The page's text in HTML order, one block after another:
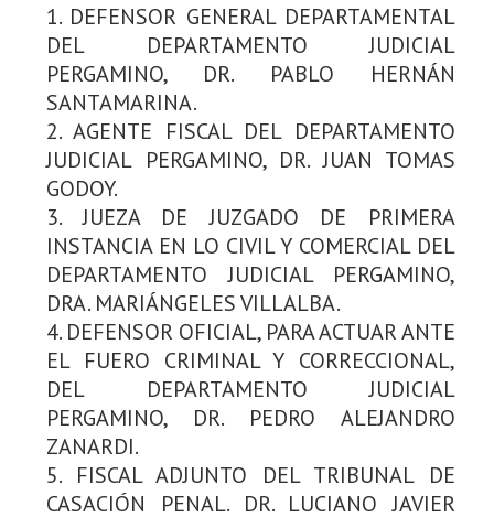
1. DEFENSOR GENERAL DEPARTAMENTAL
DEL DEPARTAMENTO JUDICIAL
PERGAMINO, DR. PABLO HERNÁN
SANTAMARINA.
2. AGENTE FISCAL DEL DEPARTAMENTO
JUDICIAL PERGAMINO, DR. JUAN TOMAS
GODOY.
3. JUEZA DE JUZGADO DE PRIMERA
INSTANCIA EN LO CIVIL Y COMERCIAL DEL
DEPARTAMENTO JUDICIAL PERGAMINO,
DRA. MARIÁNGELES VILLALBA.
4. DEFENSOR OFICIAL, PARA ACTUAR ANTE
EL FUERO CRIMINAL Y CORRECCIONAL,
DEL DEPARTAMENTO JUDICIAL
PERGAMINO, DR. PEDRO ALEJANDRO
ZANARDI.
5. FISCAL ADJUNTO DEL TRIBUNAL DE
CASACIÓN PENAL. DR. LUCIANO JAVIER